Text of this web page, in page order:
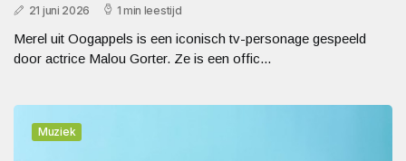
21 juni 2026 1 min leestijd
Merel uit Oogappels is een iconisch tv-personage gespeeld
door actrice Malou Gorter. Ze is een offic...
Muziek